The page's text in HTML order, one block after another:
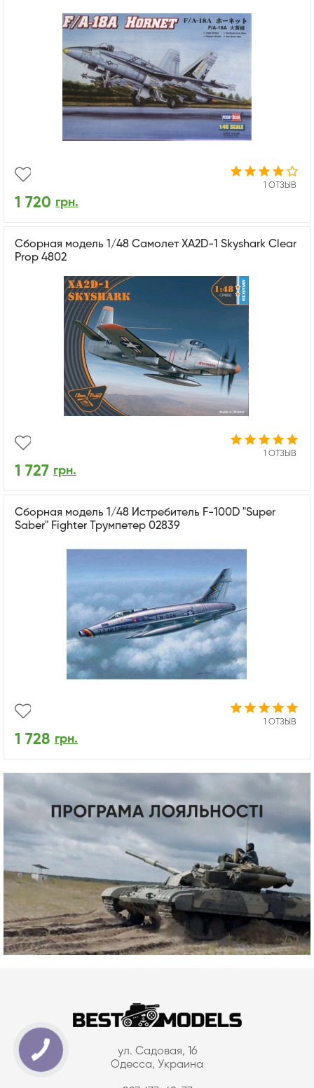
1 ОТЗЫВ
1 720 грн.
Сборная модель 1/48 Самолет XA2D-1 Skyshark Clear
Prop 4802
1 ОТЗЫВ
1 727 грн.
Сборная модель 1/48 Истребитель F-100D "Super
Saber" Fighter Трумпетер 02839
1 ОТЗЫВ
1 728 грн.
ул. Садовая, 16
Одесса, Украина